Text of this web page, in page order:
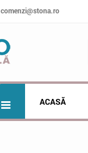
comenzi@stona.ro
ACASĂ